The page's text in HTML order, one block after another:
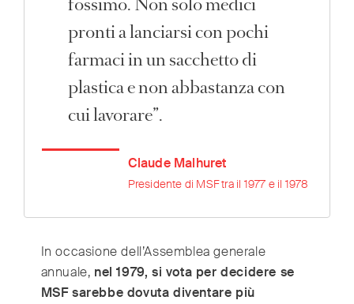
pronti a lanciarsi con pochi
farmaci in un sacchetto di
plastica e non abbastanza con
cui lavorare”.
Claude Malhuret
Presidente di MSF tra il 1977 e il 1978
In occasione dell’Assemblea generale
annuale, nel 1979, si vota per decidere se
MSF sarebbe dovuta diventare più